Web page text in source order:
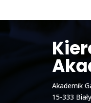
Akademik
15-333